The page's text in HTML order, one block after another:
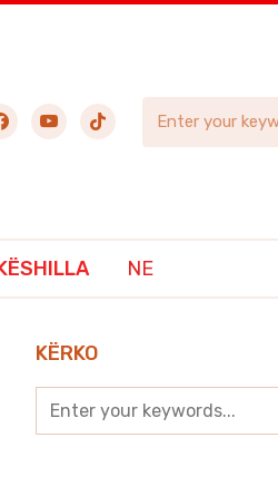
youtubetiktok
NE
KËRKO